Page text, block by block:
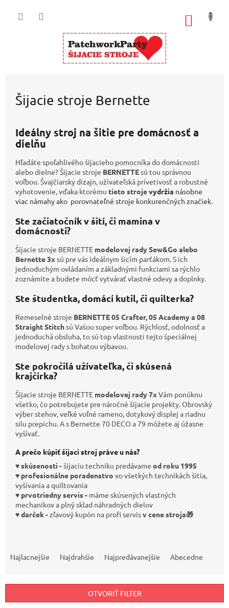
Šijacie stroje Bernette
Ideálny stroj na šitie pre domácnosť a
dielňu
Hľadáte spoľahlivého šijacieho pomocníka do domácnosti
alebo dielne?Šijacie stroje BERNETTEsú tou správnou
voľbou. Švajčiarsky dizajn, užívateľská prívetivosť a robustné
vyhotovenie, vďaka ktorému tieto strojevydržia násobne
viac námahy ako porovnateľné stroje konkurenčných značiek.
Ste začiatočník v šití, či mamina v
domácnosti?
Šijacie stroje BERNETTE modelovej rady Sew&Go alebo
Bernette 3xsú pre vás ideálnym šicím parťákom. S ich
jednoduchým ovládaním a základnými funkciami sa rýchlo
zoznámite a budete môcť vytvárať vlastné odevy a doplnky.
Ste študentka, domácí kutil, či quilterka?
Remeselné stroje BERNETTE 05 Crafter, 05 Academya 08
Straight Stitchsú Vašou super voľbou. Rýchlosť, odolnosť a
jednoduchá obsluha, to sú top vlastnosti tejto špeciálnej
modelovej rady s bohatou výbavou.
Ste pokročilá užívateľka, či skúsená
krajčírka?
Šijacie stroje BERNETTE modelovej rady 7xVám ponúknu
všetko, čo potrebujete pre náročné šijacie projekty. Obrovský
výber stehov, veľké voľné rameno, dotykový displej a riadnu
silu prepichu. A s Bernette 70 DECO a 79 môžete aj úžasne
vyšívať.
A prečo kúpiť šijací stroj práve u nás?
♥️ skúsenosti -šijaciu techniku predávame od roku 1995
♥️ profesionálne poradenstvo vo všetkých technikách šitia,
vyšívania a quiltovania
♥️ prvotriedny servis - máme skúsených vlastných
mechanikov a plný sklad náhradných dielov
♥️ darček -zľavový kupón na profi servisv cene stroja🎁
i
Najlacnejšie Najdrahšie Najpredávanejšie Abecedne
OTVORIŤ FILTER